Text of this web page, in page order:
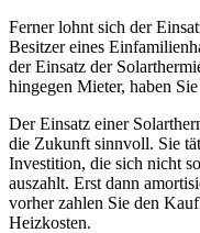
Ferner lohnt sich der
Besitzer eines
der Einsatz der
hingegen Mieter, haben
Der Einsatz einer
die Zukunft sinnvoll. Sie
Investition, die sich nicht
auszahlt. Erst dann
vorher zahlen Sie den
Heizkosten.